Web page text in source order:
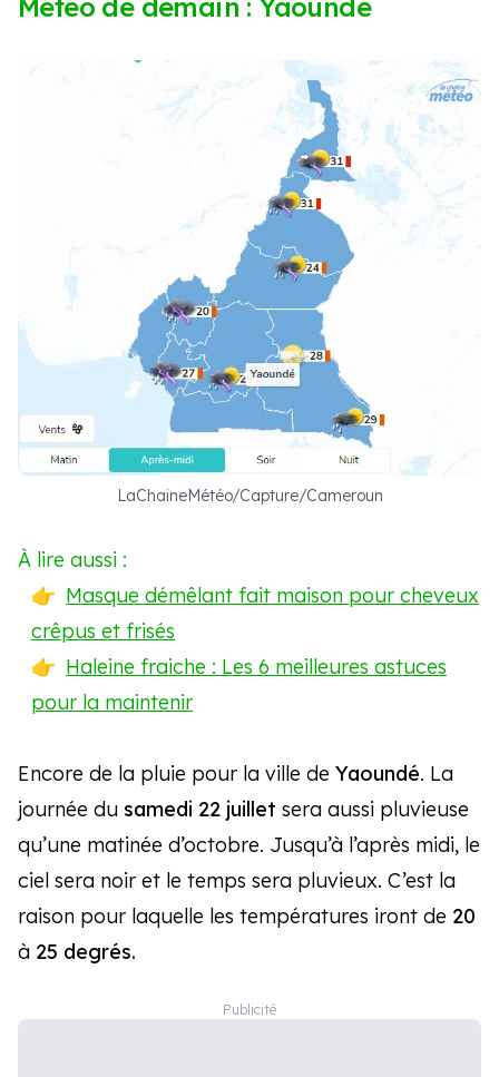
LaChaineMétéo/Capture/Cameroun
Encore de la pluie pour la ville de Yaoundé. La
journée du samedi 22 juillet sera aussi pluvieuse
qu’une matinée d’octobre. Jusqu’à l’après midi, le
ciel sera noir et le temps sera pluvieux. C’est la
raison pour laquelle les températures iront de 20
à 25 degrés.
À lire aussi :
Masque démêlant fait maison pour cheveux
crêpus et frisés
Haleine fraiche : Les 6 meilleures astuces
pour la maintenir